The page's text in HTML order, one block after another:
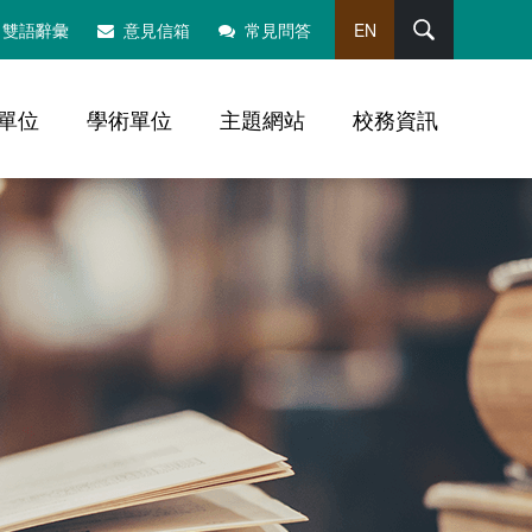
雙語辭彙 意見信箱 常見問答 EN
位 學術單位 主題網站 校務資訊